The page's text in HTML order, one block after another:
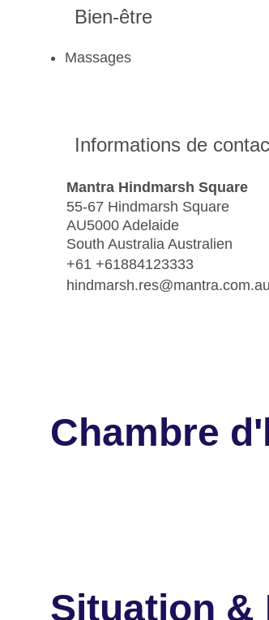
Bien-être
Massages
Informations de
Mantra Hindmarsh Square
55-67 Hindmarsh Square
AU5000 Adelaide
South Australia Australien
+61 +61884123333
hindmarsh.res@mantra.com.au
Chambre
Situation &